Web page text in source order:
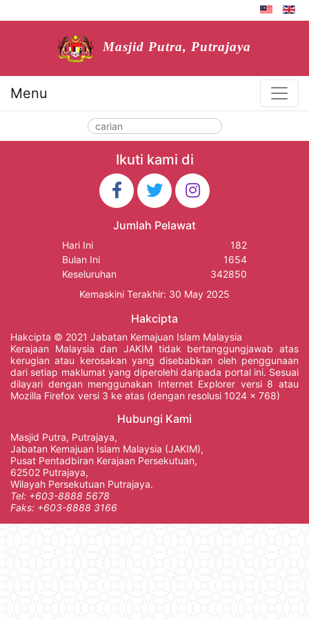
Masjid Putra, Putrajaya
Menu
Ikuti kami di
Jumlah Pelawat
Hari Ini
182
Bulan Ini
1654
Keseluruhan
342850
Kemaskini Terakhir: 30 May 2025
Hakcipta
Hakcipta © 2021 Jabatan Kemajuan Islam Malaysia
Kerajaan Malaysia dan JAKIM tidak bertanggungjawab atas
kerugian atau kerosakan yang disebabkan oleh penggunaan
dari setiap maklumat yang diperolehi daripada portal ini. Sesuai
dilayari dengan menggunakan Internet Explorer versi 8 atau
Mozilla Firefox versi 3 ke atas (dengan resolusi 1024 x 768)
Hubungi Kami
Masjid Putra, Putrajaya,
Jabatan Kemajuan Islam Malaysia (JAKIM),
Pusat Pentadbiran Kerajaan Persekutuan,
62502 Putrajaya,
Wilayah Persekutuan Putrajaya.
Tel: +603-8888 5678
Faks: +603-8888 3166